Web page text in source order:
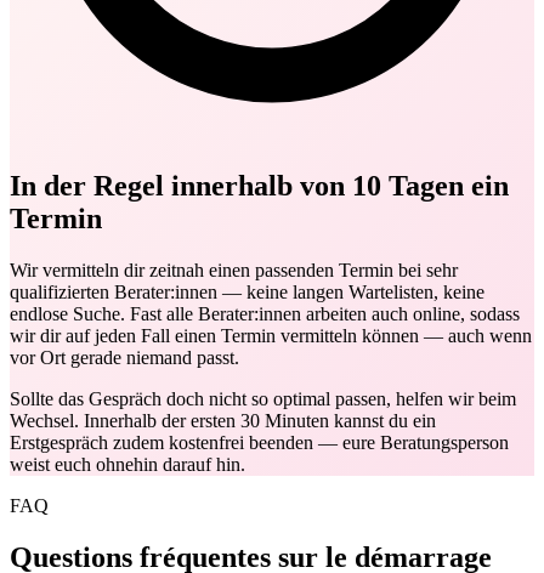
In der Regel innerhalb von 10 Tagen ein
Termin
Wir vermitteln dir zeitnah einen passenden Termin bei sehr
qualifizierten Berater:innen — keine langen Wartelisten, keine
endlose Suche. Fast alle Berater:innen arbeiten auch online, sodass
wir dir auf jeden Fall einen Termin vermitteln können — auch wenn
vor Ort gerade niemand passt.
Sollte das Gespräch doch nicht so optimal passen, helfen wir beim
Wechsel. Innerhalb der ersten 30 Minuten kannst du ein
Erstgespräch zudem kostenfrei beenden — eure Beratungsperson
weist euch ohnehin darauf hin.
FAQ
Questions fréquentes sur le démarrage